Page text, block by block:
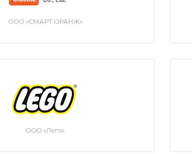
ООО «СМАРТ ОРАНЖ»
ООО «Лего»